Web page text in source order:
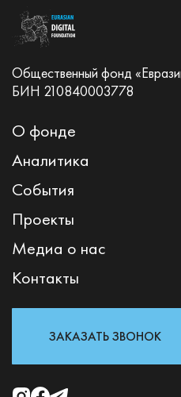
Общественный фонд
БИН 210840003778
О фонде
Аналитика
События
Проекты
Медиа о нас
Контакты
ЗАКАЗАТЬ ЗВОНОК